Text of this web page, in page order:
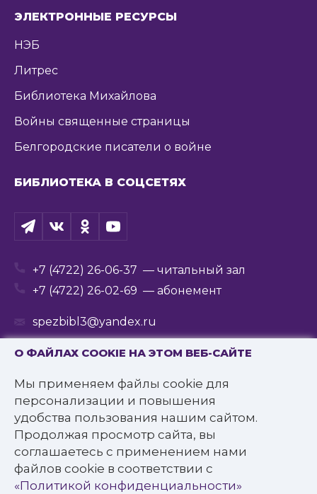
О ФАЙЛАХ COOKIE НА ЭТОМ ВЕБ-САЙТЕ
Мы применяем файлы cookie для
персонализации и повышения
удобства пользования нашим сайтом.
Продолжая просмотр сайта, вы
соглашаетесь с применением нами
файлов cookie в соответствии с
«Политикой конфиденциальности»
ЭЛЕКТРОННЫЕ РЕСУРСЫ
НЭБ
Литрес
Библиотека Михайлова
Войны священные страницы
Белгородские писатели о войне
БИБЛИОТЕКА В СОЦСЕТЯХ
+7 (4722) 26-06-37 — читальный зал
+7 (4722) 26-02-69 — абонемент
spezbibl3@yandex.ru
© 2016—2022 Государственное бюджетное
учреждение культуры
«Белгородская государственная специальная
библиотека для слепых им. В.Я. Ерошенко».
Все права защищены.
Политика конфиденциальности